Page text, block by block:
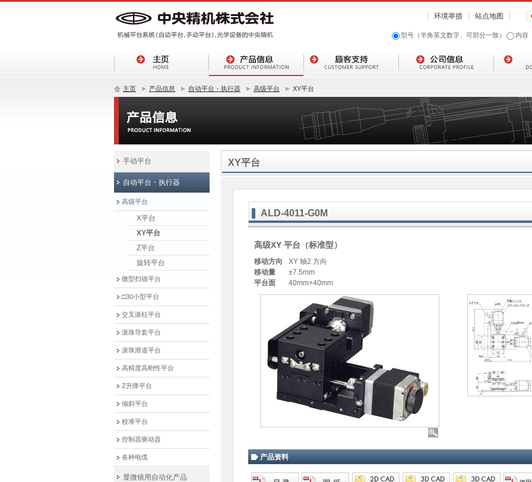
环境举措 站点地图
型号（半角英文数字、可部分一致） 内容
主页 产品信息 自动平台・执行器 高级平台 XY平台
XY平台
ALD-4011-G0M
高级XY 平台（标准型）
移动方向
XY 轴2 方向
移动量
±7.5mm
平台面
40mm×40mm
产品资料
手动平台
自动平台・执行器
高级平台
X平台
XY平台
Z平台
旋转平台
微型扫描平台
□30小型平台
交叉滚柱平台
滚珠导套平台
滚珠滑道平台
高精度高刚性平台
Z升降平台
倾斜平台
校准平台
控制器驱动器
各种电缆
显微镜用自动化产品